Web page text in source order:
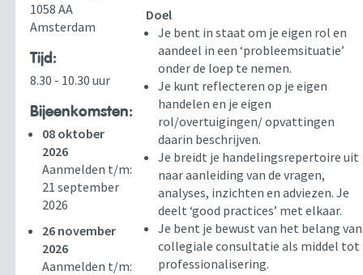
1058 AA
Amsterdam
Tijd:
8.30 - 10.30 uur
Bijeenkomsten:
08 oktober
2026
Aanmelden t/m:
21 september
2026
26 november
2026
Aanmelden t/m:
Doel
Je bent in staat om je eigen rol en
aandeel in een ‘probleemsituatie’
onder de loep te nemen.
Je kunt reflecteren op je eigen
handelen en je eigen
rol/overtuigingen/ opvattingen
daarin beschrijven.
Je breidt je handelingsrepertoire uit
naar aanleiding van de vragen,
analyses, inzichten en adviezen. Je
deelt ‘good practices’ met elkaar.
Je bent je bewust van het belang van
collegiale consultatie als middel tot
professionalisering.